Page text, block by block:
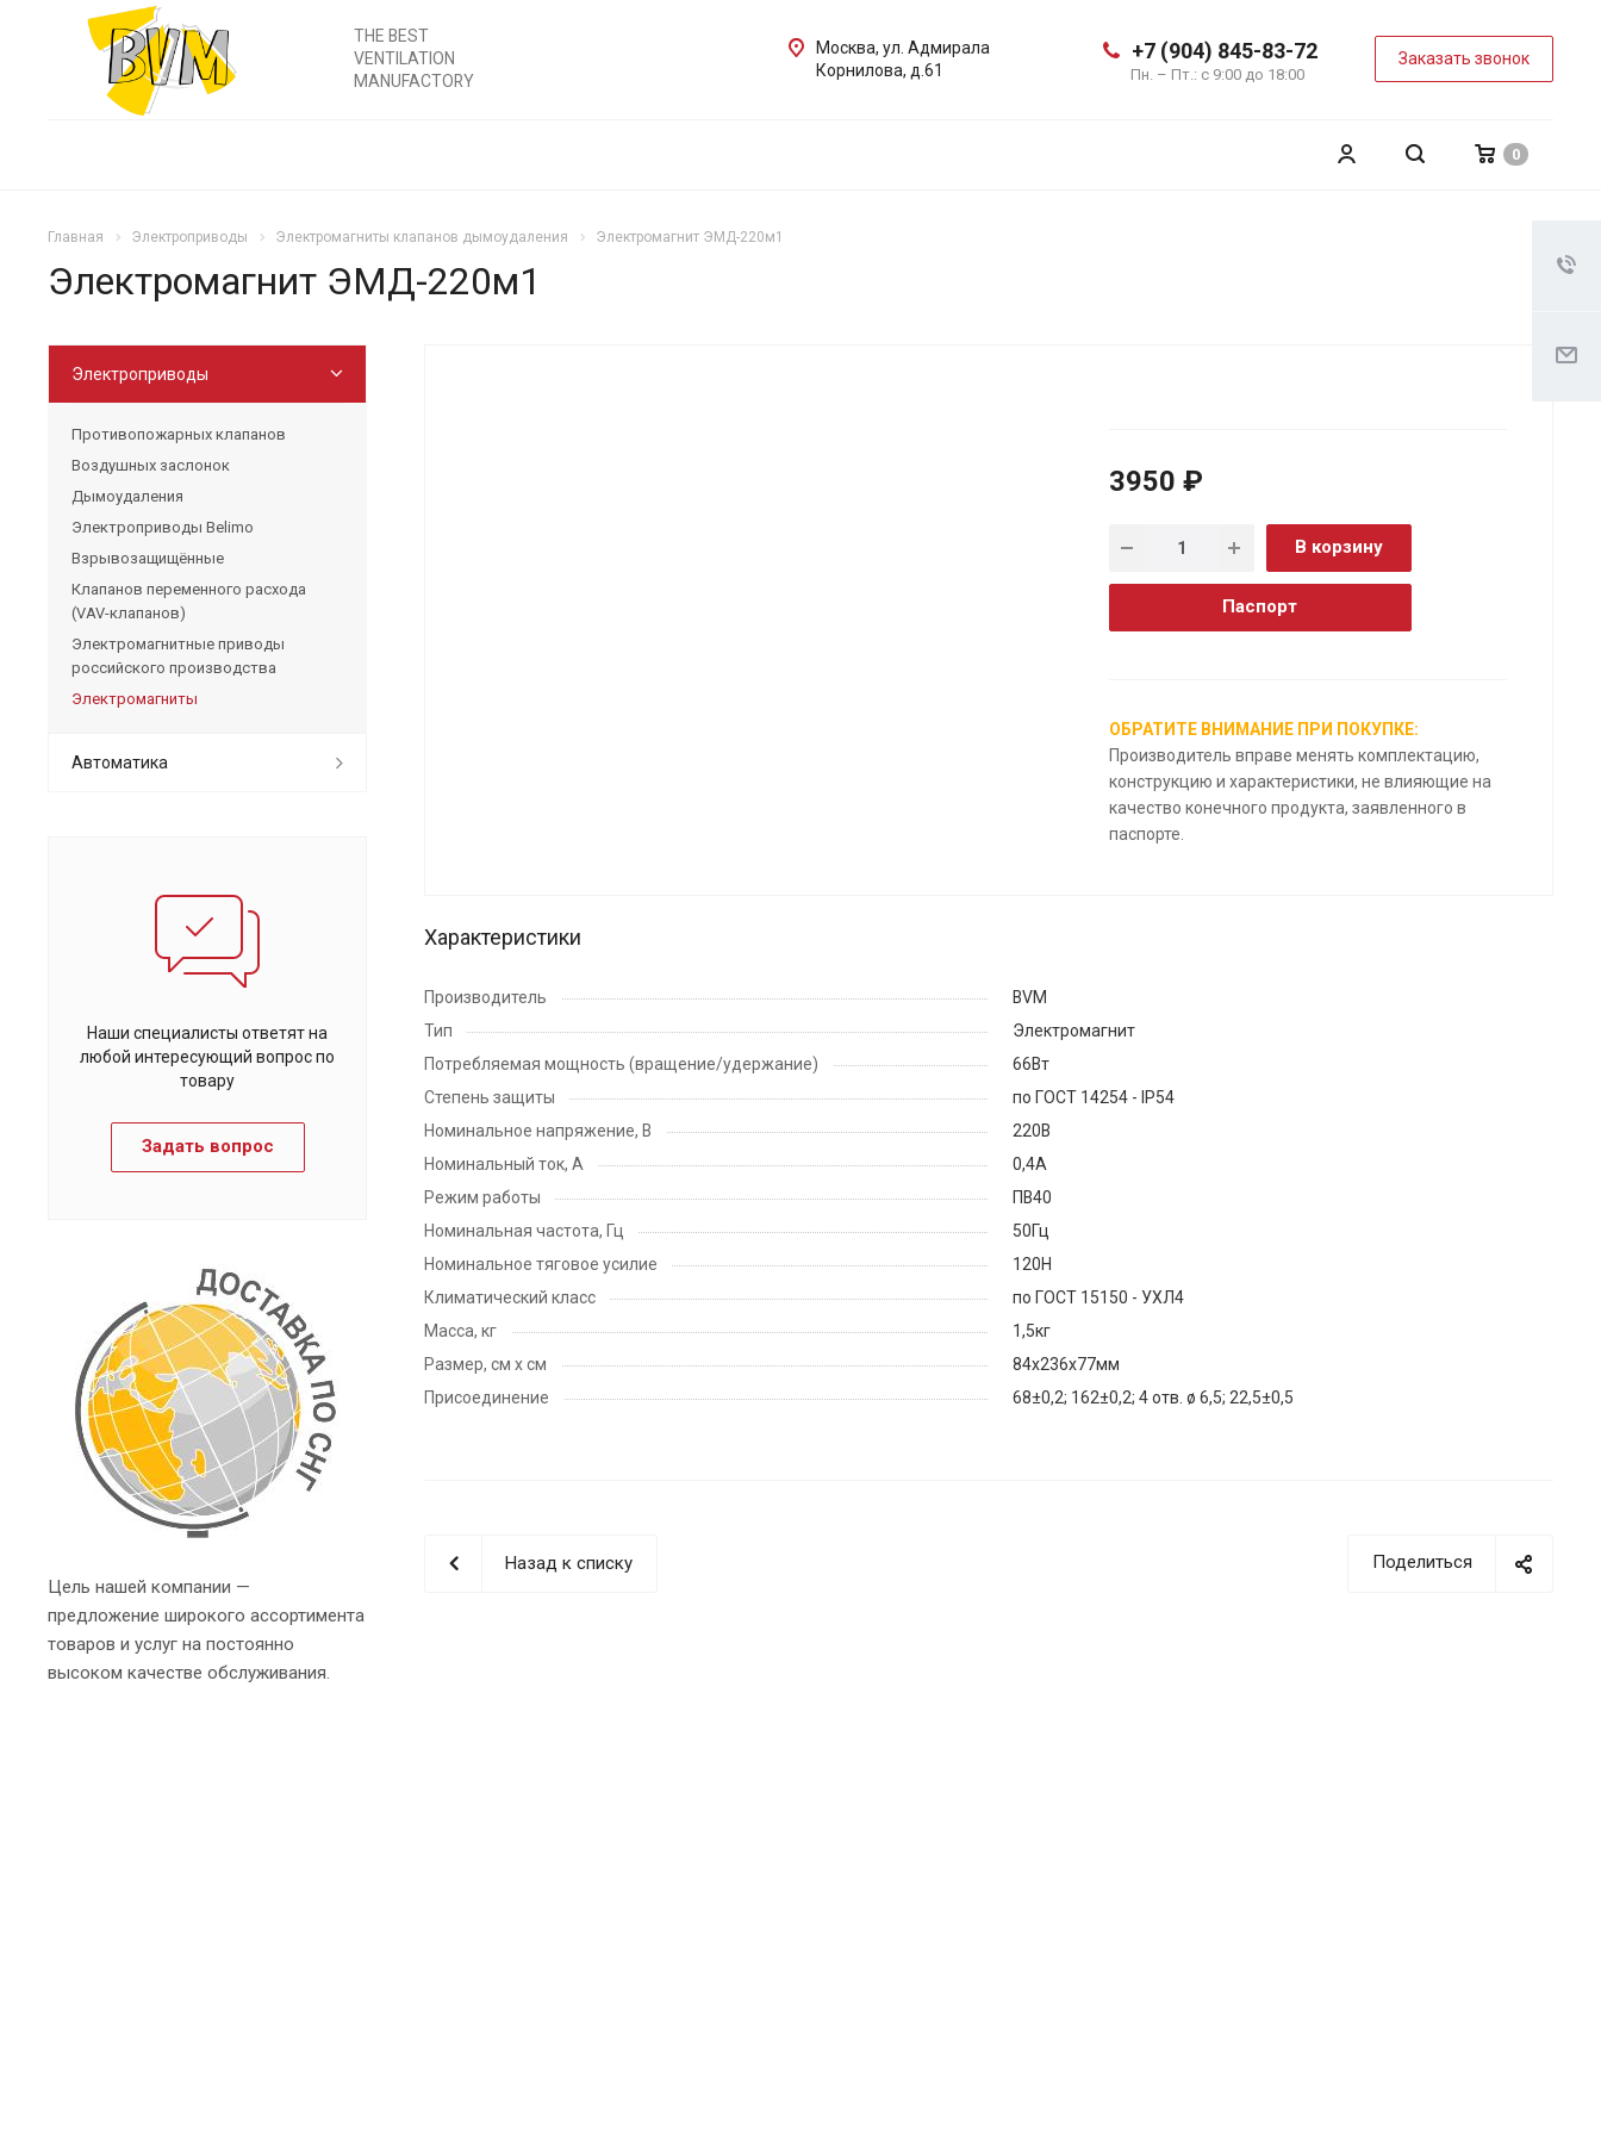
THE BEST
VENTILATION
MANUFACTORY
+7 (904) 845-83-72
Пн. – Пт.: с 9:00 до 18:00
Заказать звонок
Москва, ул. Адмирала
Корнилова, д.61
0
Главная Электроприводы Электромагниты клапанов дымоудаления Электромагнит ЭМД-220м1
Электромагнит ЭМД-220м1
3950 ₽
В корзину
Паспорт
ОБРАТИТЕ ВНИМАНИЕ ПРИ ПОКУПКЕ:
Производитель вправе менять комплектацию,
конструкцию и характеристики, не влияющие на
качество конечного продукта, заявленного в
паспорте.
Характеристики
Производитель
BVM
Тип
Электромагнит
Потребляемая мощность (вращение/удержание)
66Вт
Степень защиты
по ГОСТ 14254 - IP54
Номинальное напряжение, В
220В
Номинальный ток, А
0,4А
Режим работы
ПВ40
Номинальная частота, Гц
50Гц
Номинальное тяговое усилие
120Н
Климатический класс
по ГОСТ 15150 - УХЛ4
Масса, кг
1,5кг
Размер, см х см
84х236х77мм
Присоединение
68±0,2; 162±0,2; 4 отв. ø 6,5; 22,5±0,5
Поделиться
Назад к списку
Электроприводы
Противопожарных клапанов
Воздушных заслонок
Дымоудаления
Электроприводы Belimo
Взрывозащищённые
Клапанов переменного расхода
(VAV-клапанов)
Электромагнитные приводы
российского производства
Электромагниты
Автоматика
Наши специалисты ответят на
любой интересующий вопрос по
товару
Задать вопрос
Цель нашей компании —
предложение широкого ассортимента
товаров и услуг на постоянно
высоком качестве обслуживания.